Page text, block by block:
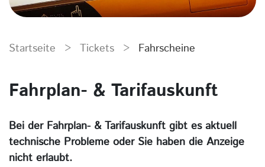
Fahrplan- & Tarifauskunft
Bei der Fahrplan- & Tarifauskunft gibt es aktuell
technische Probleme oder Sie haben die Anzeige
nicht erlaubt.
Startseite > Tickets > Fahrscheine